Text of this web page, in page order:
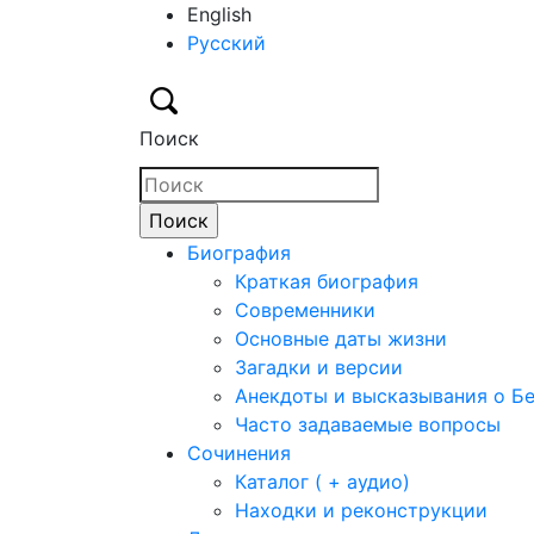
English
Русский
Поиск
Биография
Краткая биография
Современники
Основные даты жизни
Загадки и версии
Анекдоты и высказывания о
Часто задаваемые вопросы
Сочинения
Каталог ( + аудио)
Находки и реконструкции